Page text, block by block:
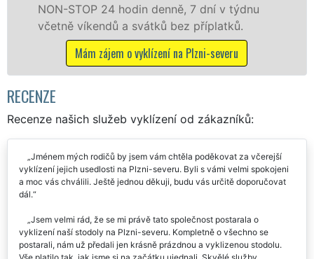
hodin denně, 7 dní v týdnu
a svátků bez příplatků.
o vyklízení na Plzni-severu
Mám zájem
RECENZE
Recenze našich služeb vyklízení od zákazníků:
Jménem mých rodičů by jsem vám chtěla poděkovat za včerejší
vyklízení jejich usedlosti na Plzni-severu. Byli s vámi velmi spokojeni
a moc vás chválili. Ještě jednou děkuji, budu vás určitě doporučovat
dál.
Jsem velmi rád, že se mi právě tato společnost postarala o
vyklizení naší stodoly na Plzni-severu. Kompletně o všechno se
postarali, nám už předali jen krásně prázdnou a vyklizenou stodolu.